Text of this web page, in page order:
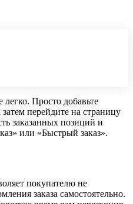
Просто добавьте
перейдите на страницу
заказанных позиций и
или «Быстрый заказ».
покупателю не
заказа самостоятельно.